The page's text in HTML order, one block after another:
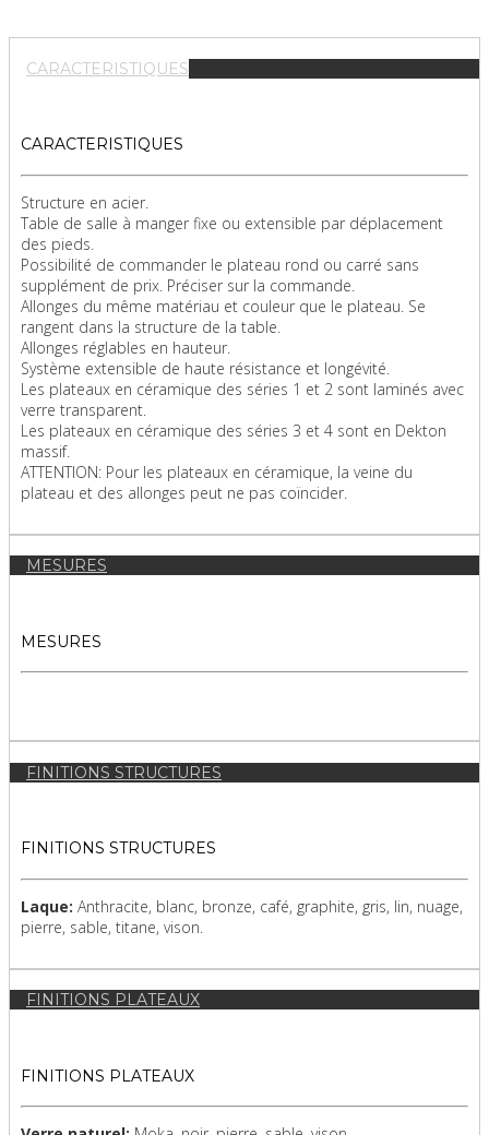
CARACTERISTIQUES
CARACTERISTIQUES
Structure en acier.
Table de salle à manger fixe ou extensible par déplacement
des pieds.
Possibilité de commander le plateau rond ou carré sans
supplément de prix. Préciser sur la commande.
Allonges du même matériau et couleur que le plateau. Se
rangent dans la structure de la table.
Allonges réglables en hauteur.
Système extensible de haute résistance et longévité.
Les plateaux en céramique des séries 1 et 2 sont laminés avec
verre transparent.
Les plateaux en céramique des séries 3 et 4 sont en Dekton
massif.
ATTENTION: Pour les plateaux en céramique, la veine du
plateau et des allonges peut ne pas coïncider.
MESURES
MESURES
FINITIONS STRUCTURES
FINITIONS STRUCTURES
Laque: Anthracite, blanc, bronze, café, graphite, gris, lin, nuage,
pierre, sable, titane, vison.
FINITIONS PLATEAUX
FINITIONS PLATEAUX